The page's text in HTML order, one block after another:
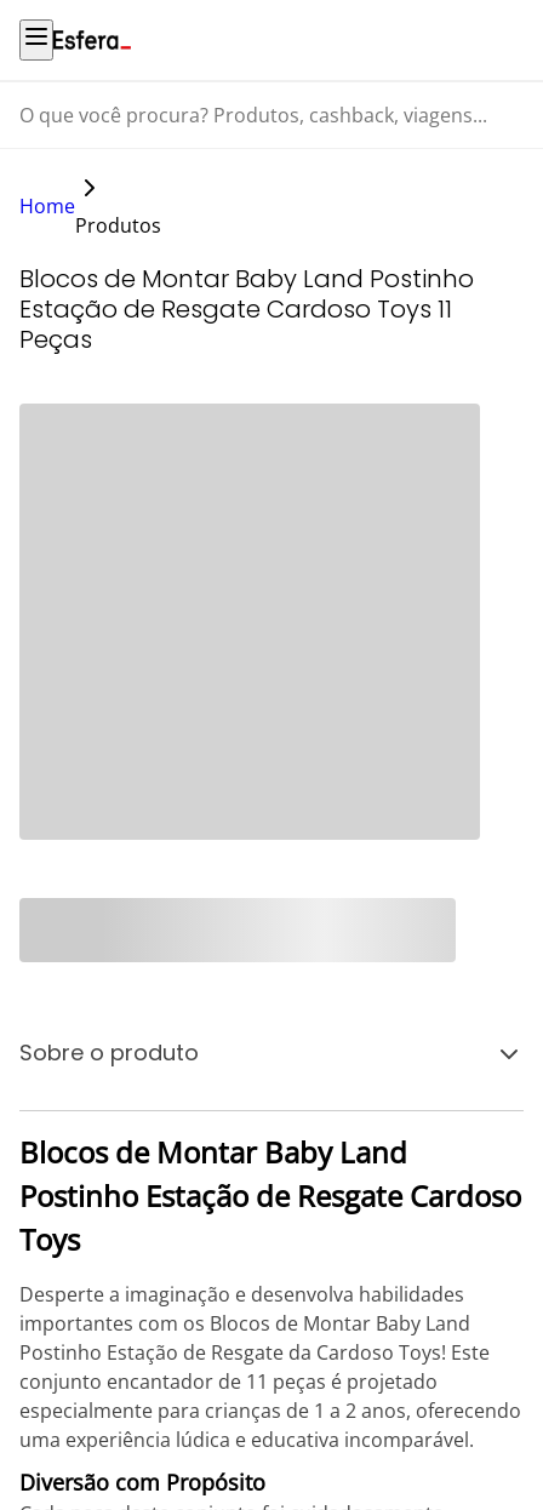
O que você procura? Produtos, cashback, viagens...
Home
Produtos
Blocos de Montar Baby Land Postinho
Estação de Resgate Cardoso Toys 11
Peças
Sobre o produto
Blocos de Montar Baby Land
Postinho Estação de Resgate Cardoso
Toys
Desperte a imaginação e desenvolva habilidades
importantes com os Blocos de Montar Baby Land
Postinho Estação de Resgate da Cardoso Toys! Este
conjunto encantador de 11 peças é projetado
especialmente para crianças de 1 a 2 anos, oferecendo
uma experiência lúdica e educativa incomparável.
Diversão com Propósito